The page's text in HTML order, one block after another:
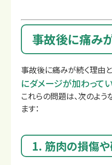
交通事故治療の基本
むちうちの症状と原因
事故後に痛み
事故後に痛みが続く理由と
にダメージが加わって
これらの問題は、次のよ
ます：
1. 筋肉の損傷